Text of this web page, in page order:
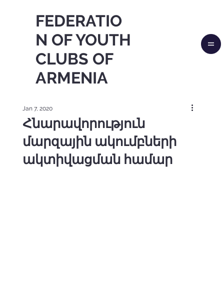
FEDERATIO
N OF YOUTH
CLUBS OF
ARMENIA
Հնարավորություն
մարզային ակումբների
ակտիվացման համար
Jan 7, 2020